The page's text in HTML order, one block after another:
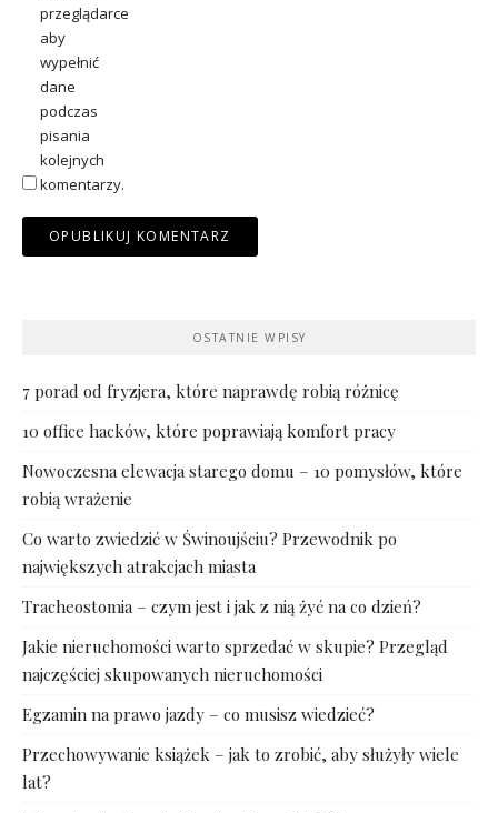
przeglądarce
aby
wypełnić
dane
podczas
pisania
kolejnych
komentarzy.
OSTATNIE WPISY
7 porad od fryzjera, które naprawdę robią różnicę
10 office hacków, które poprawiają komfort pracy
Nowoczesna elewacja starego domu – 10 pomysłów, które
robią wrażenie
Co warto zwiedzić w Świnoujściu? Przewodnik po
największych atrakcjach miasta
Tracheostomia – czym jest i jak z nią żyć na co dzień?
Jakie nieruchomości warto sprzedać w skupie? Przegląd
najczęściej skupowanych nieruchomości
Egzamin na prawo jazdy – co musisz wiedzieć?
Przechowywanie książek – jak to zrobić, aby służyły wiele
lat?